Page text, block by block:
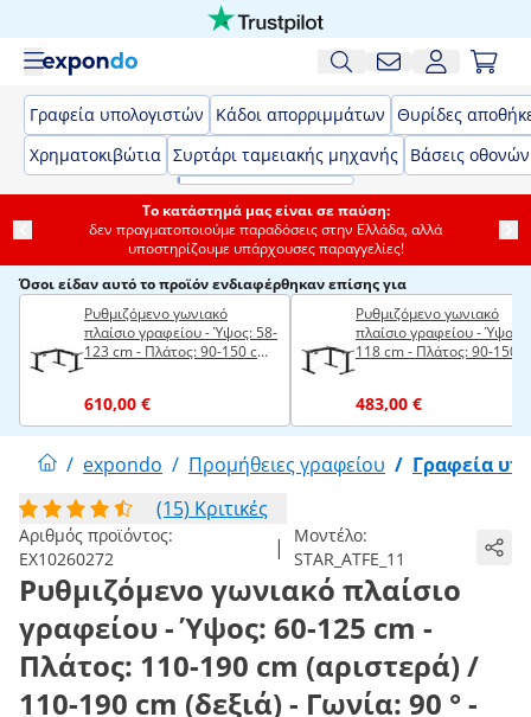
Γραφεία υπολογιστών Κάδοι απορριμμάτων Θυρίδες
Χρηματοκιβώτια Συρτάρι ταμειακής μηχανής Βάσεις οθονών
Το κατάστημά μας είναι σε παύση:
δεν πραγματοποιούμε παραδόσεις στην Ελλάδα, αλλά
υποστηρίζουμε υπάρχουσες παραγγελίες!
Όσοι είδαν αυτό το προϊόν ενδιαφέρθηκαν επίσης για
Ρυθμιζόμενο γωνιακό
πλαίσιο γραφείου - Ύψος: 58-
123 cm - Πλάτος: 90-150 cm
610,00 €
Ρυθμιζόμενο γωνιακό
πλαίσιο γραφείου - Ύψος:
118 cm - Πλάτος: 90-150
483,00 €
/ expondo / Προμήθειες γραφείου / Γραφεία
(15) Κριτικές
Αριθμός προϊόντος:
EX10260272
|
Μοντέλο:
STAR_ATFE_11
Ρυθμιζόμενο γωνιακό πλαίσιο
γραφείου - Ύψος: 60-125 cm -
Πλάτος: 110-190 cm (αριστερά) /
110-190 cm (δεξιά) - Γωνία: 90 ° -